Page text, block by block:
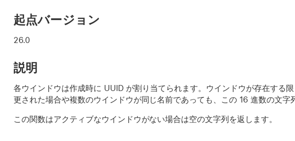
起点バージョン
26.0
説明
各ウインドウは作成時に UUID が割り当てられます。ウインドウが存在する
更された場合や複数のウインドウが同じ名前であっても、この 16 進数の文
この関数はアクティブなウインドウがない場合は空の文字列を返します。